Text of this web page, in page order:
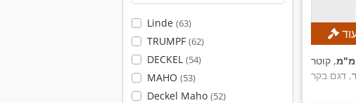
Linde (63)
TRUMPF (62)
DECKEL (54)
MAHO (53)
Deckel Maho (52)
, קוטר